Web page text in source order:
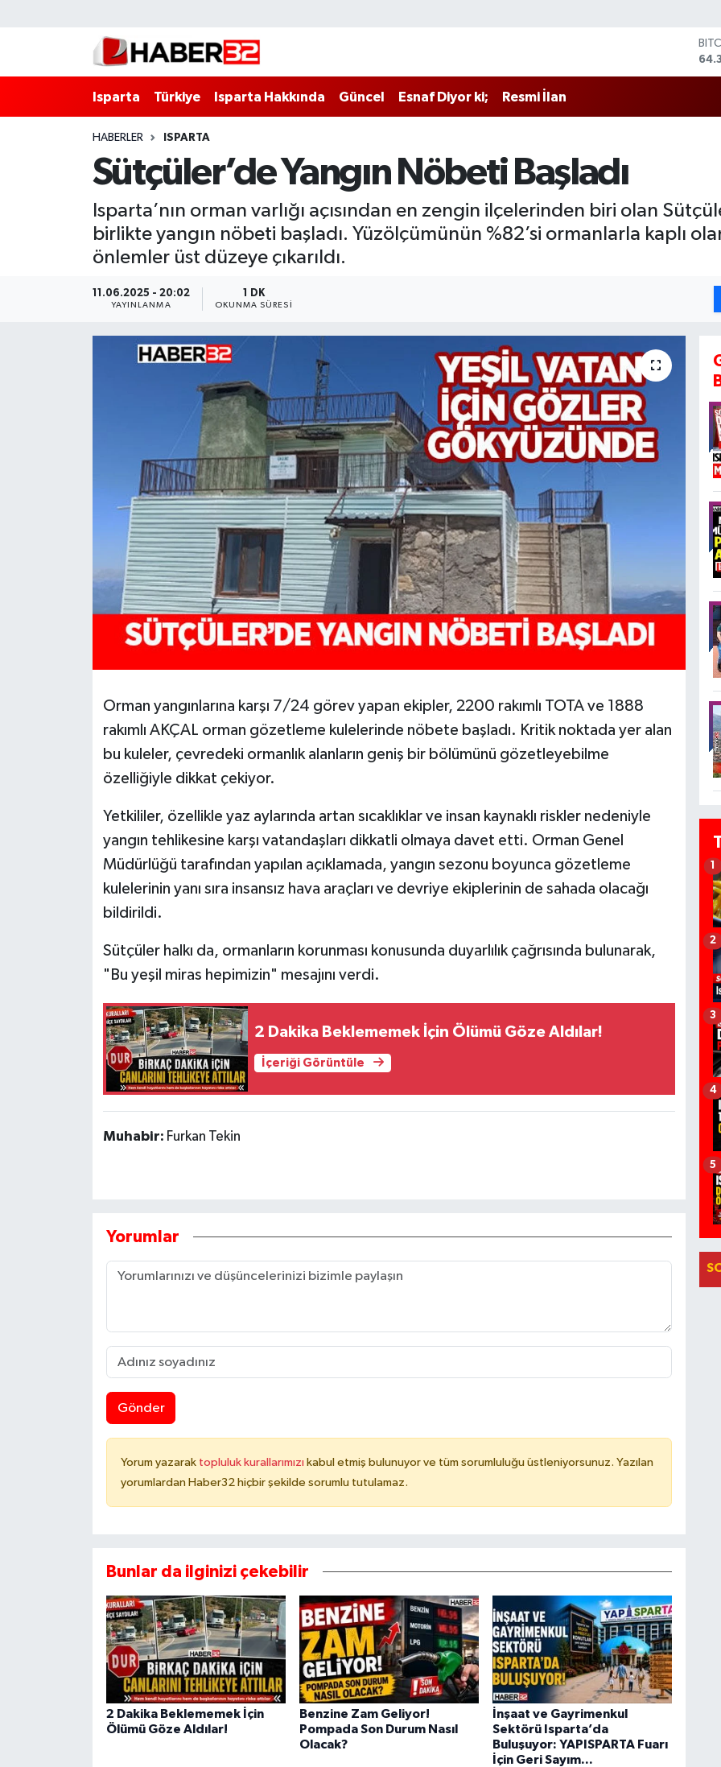
Isparta Türkiye Isparta Hakkında Güncel Esnaf Diyor ki; Resmi İlan
HABERLER ISPARTA
Sütçüler’de Yangın Nöbeti Başladı
Isparta’nın orman varlığı açısından en zengin ilçelerinden biri olan
birlikte yangın nöbeti başladı. Yüzölçümünün %82’si ormanlarla kaplı
önlemler üst düzeye çıkarıldı.
11.06.2025 - 20:02
YAYINLANMA
1 DK
OKUNMA SÜRESI
Orman yangınlarına karşı 7/24 görev yapan ekipler, 2200 rakımlı TOTA ve 1888
rakımlı AKÇAL orman gözetleme kulelerinde nöbete başladı. Kritik noktada yer alan
bu kuleler, çevredeki ormanlık alanların geniş bir bölümünü gözetleyebilme
özelliğiyle dikkat çekiyor.
Yetkililer, özellikle yaz aylarında artan sıcaklıklar ve insan kaynaklı riskler nedeniyle
yangın tehlikesine karşı vatandaşları dikkatli olmaya davet etti. Orman Genel
Müdürlüğü tarafından yapılan açıklamada, yangın sezonu boyunca gözetleme
kulelerinin yanı sıra insansız hava araçları ve devriye ekiplerinin de sahada olacağı
bildirildi.
Sütçüler halkı da, ormanların korunması konusunda duyarlılık çağrısında bulunarak,
"Bu yeşil miras hepimizin" mesajını verdi.
2 Dakika Beklememek İçin Ölümü Göze Aldılar!
İçeriği Görüntüle
Muhabir: Furkan Tekin
Yorumlar
Gönder
Yorum yazarak topluluk kurallarımızı kabul etmiş bulunuyor ve tüm sorumluluğu üstleniyorsunuz. Yazılan
yorumlardan Haber32 hiçbir şekilde sorumlu tutulamaz.
Bunlar da ilginizi çekebilir
2 Dakika Beklememek İçin
Ölümü Göze Aldılar!
Benzine Zam Geliyor!
Pompada Son Durum Nasıl
Olacak?
İnşaat ve Gayrimenkul
Sektörü Isparta’da
Buluşuyor: YAPISPARTA Fuarı
İçin Geri Sayım...
1
2
3
4
5
Isparta Hakkında
Esnaf Diyor ki;
BİLİM VE TEKNOLOJİ
KÜLTÜR SANAT
RESMİ İLANLAR
Tarihi Yapılarımız
Isparta Nöbetçi Eczaneler
Isparta Hava Durumu
Isparta Trafik Yoğunluk Haritası
Süper Lig Puan Durumu ve Fikstür
Tüm Manşetler
Son Dakika Haberleri
Haber Arşivi